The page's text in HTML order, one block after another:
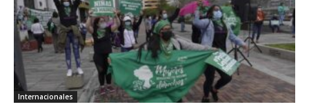
Internacionales